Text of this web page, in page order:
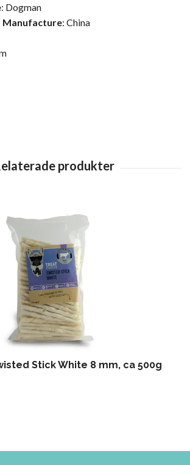
: Dogman
Manufacture: China
Stick White 8 mm, ca 500g